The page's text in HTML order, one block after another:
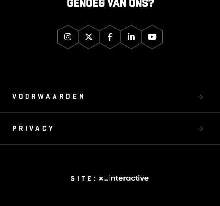
genoeg van ons?
Voorwaarden
Privacy
Site: